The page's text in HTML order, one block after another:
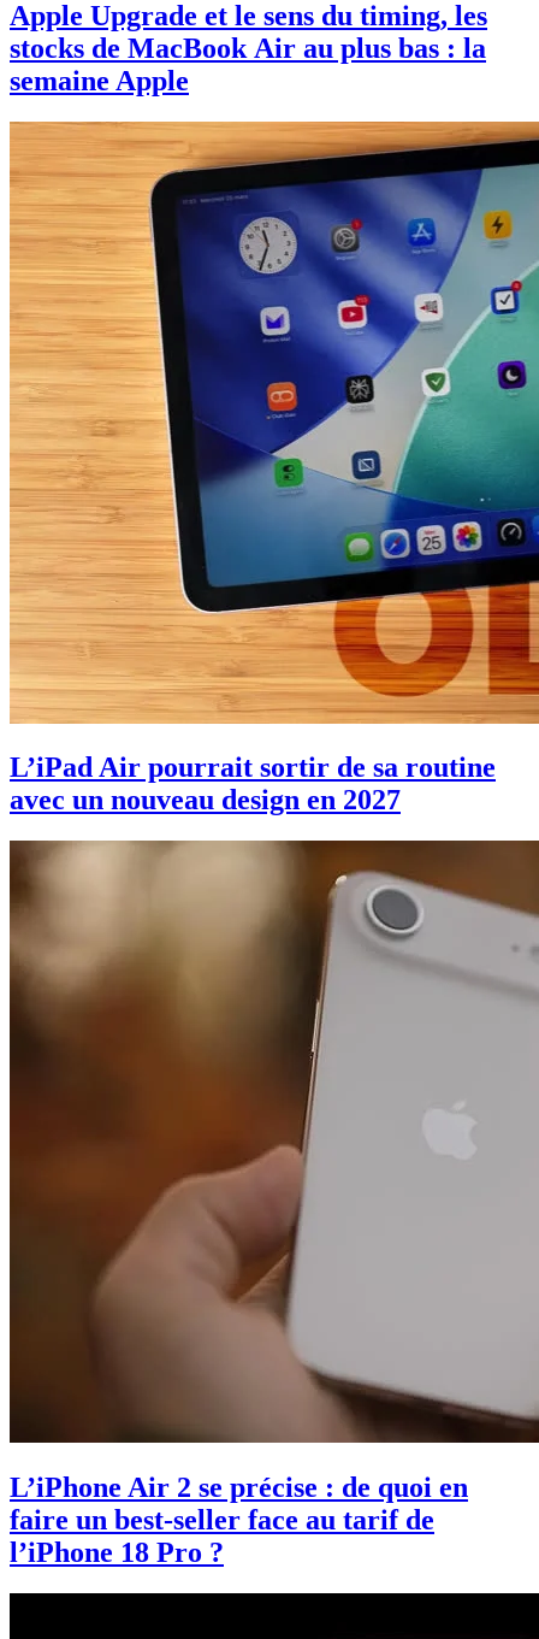
Apple Upgrade et le sens du timing, les
stocks de MacBook Air au plus bas : la
semaine Apple
L’iPad Air pourrait sortir de sa routine
avec un nouveau design en 2027
L’iPhone Air 2 se précise : de quoi en
faire un best-seller face au tarif de
l’iPhone 18 Pro ?